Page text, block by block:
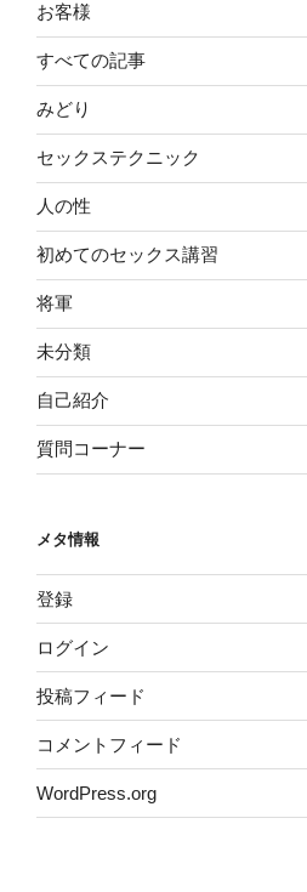
お客様
すべての記事
みどり
セックステクニック
人の性
初めてのセックス講習
将軍
未分類
自己紹介
質問コーナー
メタ情報
登録
ログイン
投稿フィード
コメントフィード
WordPress.org